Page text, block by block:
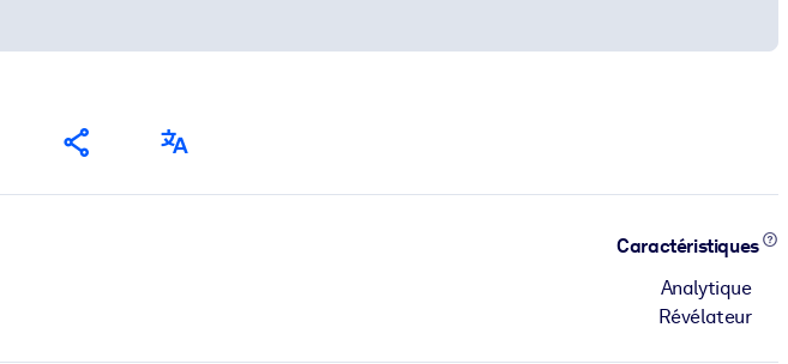
Caractéristiques
Analytique
Révélateur